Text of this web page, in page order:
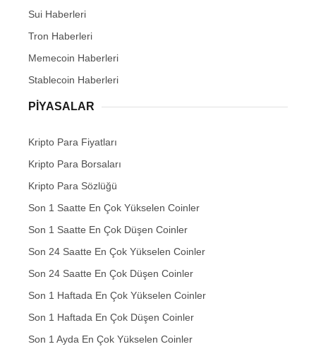
Sui Haberleri
Tron Haberleri
Memecoin Haberleri
Stablecoin Haberleri
PIYASALAR
Kripto Para Fiyatları
Kripto Para Borsaları
Kripto Para Sözlüğü
Son 1 Saatte En Çok Yükselen Coinler
Son 1 Saatte En Çok Düşen Coinler
Son 24 Saatte En Çok Yükselen Coinler
Son 24 Saatte En Çok Düşen Coinler
Son 1 Haftada En Çok Yükselen Coinler
Son 1 Haftada En Çok Düşen Coinler
Son 1 Ayda En Çok Yükselen Coinler